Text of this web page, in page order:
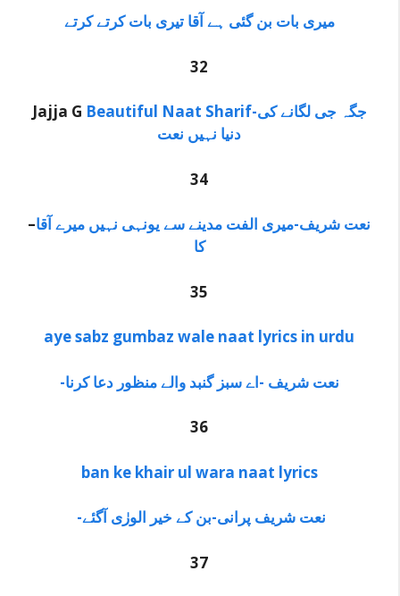
میری بات بن گئی ہے آقا تیری بات کرتے کرتے
32
Jajja G Beautiful Naat Sharif-جگہ جی لگانے کی
دنیا نہیں نعت
34
–نعت شریف-میری الفت مدینے سے یونہی نہیں میرے آقا
کا
35
aye sabz gumbaz wale naat lyrics in urdu
-نعت شریف -اے سبز گنبد والے منظور دعا کرنا
36
ban ke khair ul wara naat lyrics
-نعت شریف پرانی-بن کے خیر الورٰی آگئے
37